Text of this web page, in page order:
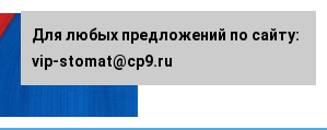
Для любых предложений по сайту:
vip-stomat@cp9.ru